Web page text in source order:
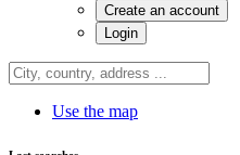
Create an account
Login
Use the map